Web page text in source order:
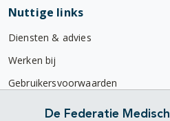
Nuttige links
Diensten & advies
Werken bij
Gebruikersvoorwaarden
Privacyverklaring
De Federatie Medisch